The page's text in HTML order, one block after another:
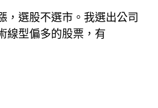
，選股不選市。我選出公司
線型偏多的股票，有